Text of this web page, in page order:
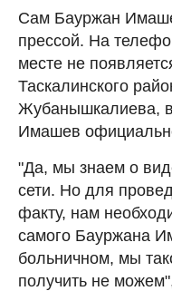
Сам Бауржан
прессой. На
месте не
Таскалинского
Жубанышкалиева,
Имашев
"Да, мы знаем о
сети. Но для
факту, нам
самого Бауржана
больничном, мы
получить не